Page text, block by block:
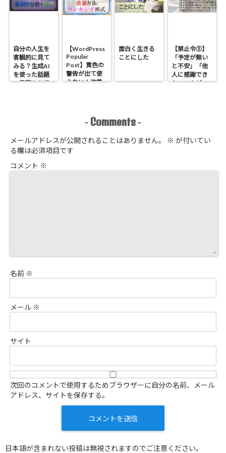
自分の人生を
客観的に見て
みる？生成AI
を使った話題
の星回り分析
【WordPress
Popular
Post】黄色の
警告が出て使
えない！改善
面白く生きる
ことにした
【禁止令⑤】
「予定が無い
と不安」「他
人に感謝でき
ない」などの
- Comments -
メールアドレスが公開されることはありません。 ※ が付いてい
る欄は必須項目です
コメント ※
名前 ※
メール ※
サイト
次回のコメントで使用するためブラウザーに自分の名前、メール
アドレス、サイトを保存する。
日本語が含まれない投稿は無視されますのでご注意ください。